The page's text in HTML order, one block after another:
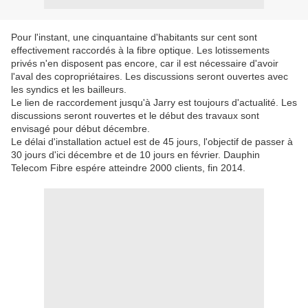
Pour l'instant, une cinquantaine d'habitants sur cent sont
effectivement raccordés à la fibre optique. Les lotissements
privés n'en disposent pas encore, car il est nécessaire d'avoir
l'aval des copropriétaires. Les discussions seront ouvertes avec
les syndics et les bailleurs.
Le lien de raccordement jusqu'à Jarry est toujours d'actualité. Les
discussions seront rouvertes et le début des travaux sont
envisagé pour début décembre.
Le délai d'installation actuel est de 45 jours, l'objectif de passer à
30 jours d'ici décembre et de 10 jours en février. Dauphin
Telecom Fibre espére atteindre 2000 clients, fin 2014.